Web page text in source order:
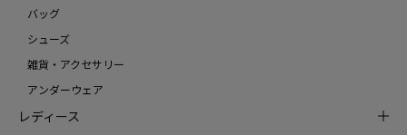
バッグ
シューズ
雑貨・アクセサリー
アンダーウェア
レディース